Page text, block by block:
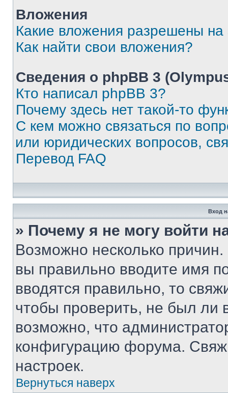
Вложения
Какие вложения разрешены
Как найти свои вложения?
Сведения о phpBB 3
Кто написал phpBB 3?
Почему здесь нет такой-то
С кем можно связаться по
или юридических вопросов,
Перевод FAQ
Вход
» Почему я не могу войти
Возможно несколько
вы правильно вводите имя
вводятся правильно, то
чтобы проверить, не был ли
возможно, что
конфигурацию форума.
настроек.
Вернуться наверх